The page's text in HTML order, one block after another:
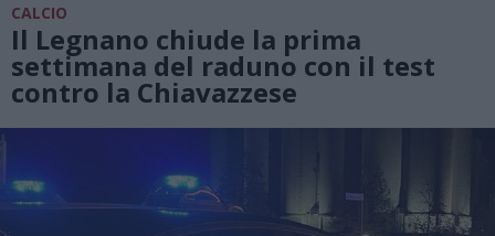
CALCIO
Il Legnano chiude la prima
settimana del raduno con il test
contro la Chiavazzese